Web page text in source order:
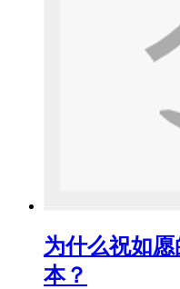
为什么祝如
本？